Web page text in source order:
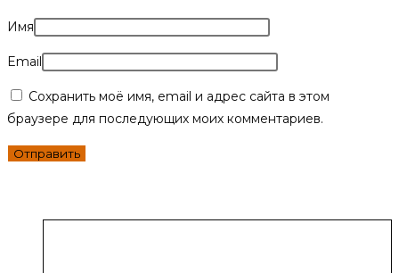
Имя
Email
Сохранить моё имя, email и адрес сайта в этом
браузере для последующих моих комментариев.